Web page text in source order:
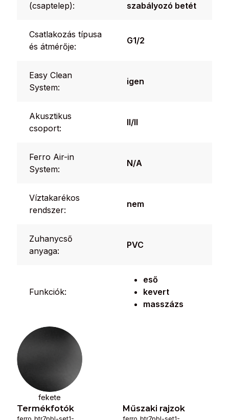
(csaptelep):
szabályozó betét
Csatlakozás típusa
és átmérője:
G1/2
Easy Clean
System:
igen
Akusztikus
csoport:
II/II
Ferro Air-in
System:
N/A
Víztakarékos
rendszer:
nem
Zuhanycső
anyaga:
PVC
Funkciók:
eső
kevert
masszázs
fekete
Termékfotók Műszaki rajzok